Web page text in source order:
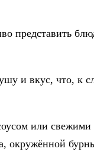
представить
и вкус, что, к
или
окружённой